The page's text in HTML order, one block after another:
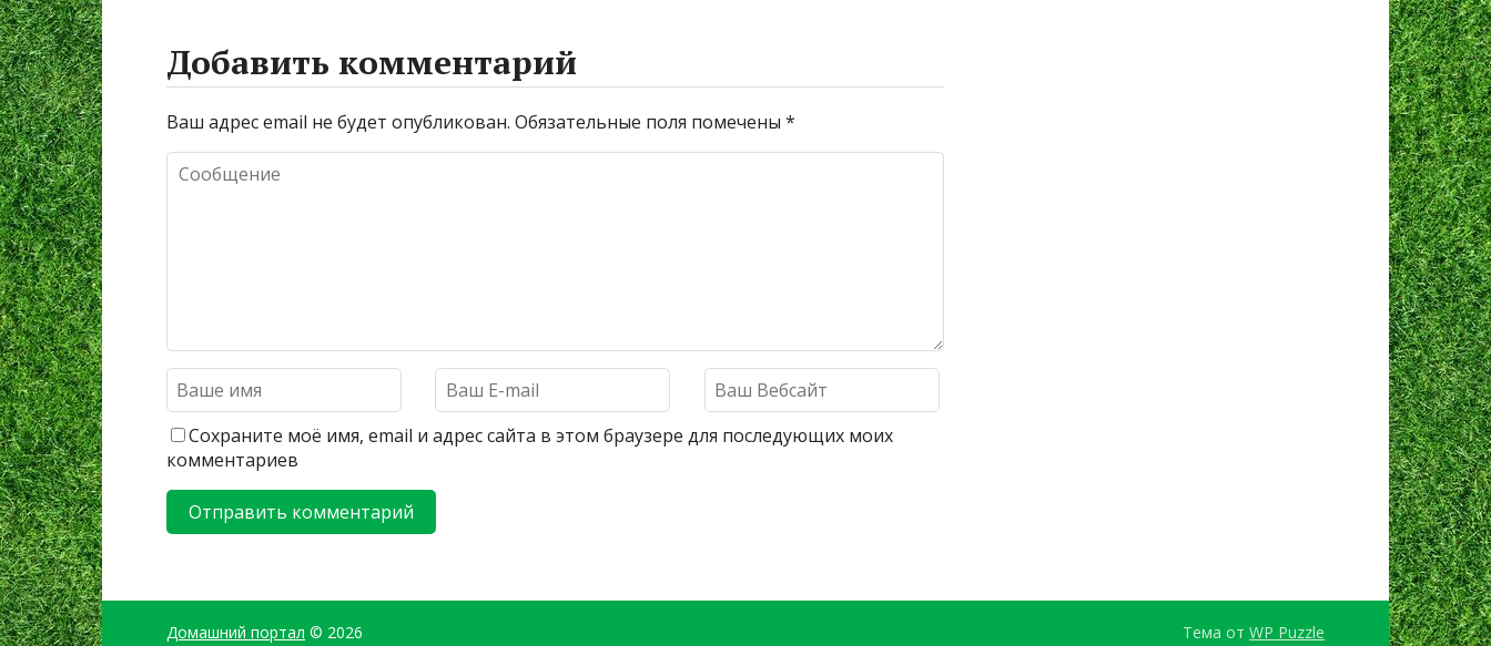
Добавить комментарий
Ваш адрес email не будет опубликован. Обязательные поля помечены *
Сохраните моё имя, email и адрес сайта в этом браузере для последующих моих
комментариев
Домашний портал © 2026 Тема от WP Puzzle